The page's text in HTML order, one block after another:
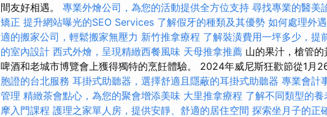
間友好相遇。 專業外燴公司，為您的活動提供全方位支持 尋找專業的醫美
矯正 提升網站曝光的SEO Services 了解假牙的種類及其優勢 如何處理外
適的搬家公司，輕鬆搬家無壓力 新竹推拿療程 了解裝潢費用一坪多少，提
的室內設計 西式外燴，呈現精緻西餐風味 天母推拿推薦 山的果汁，槍管的
啤酒和老城市博覽會上獲得獨特的烹飪體驗。 2024年威尼斯狂歡節從1月
胞證的台北服務 耳掛式助聽器，選擇舒適且隱蔽的耳掛式助聽器 專業會計
管理 精緻茶會點心，為您的聚會增添美味 大里推拿療程 了解不同類型的
摩入門課程 護理之家單人房，提供安靜、舒適的居住空間 探索坐月子的正